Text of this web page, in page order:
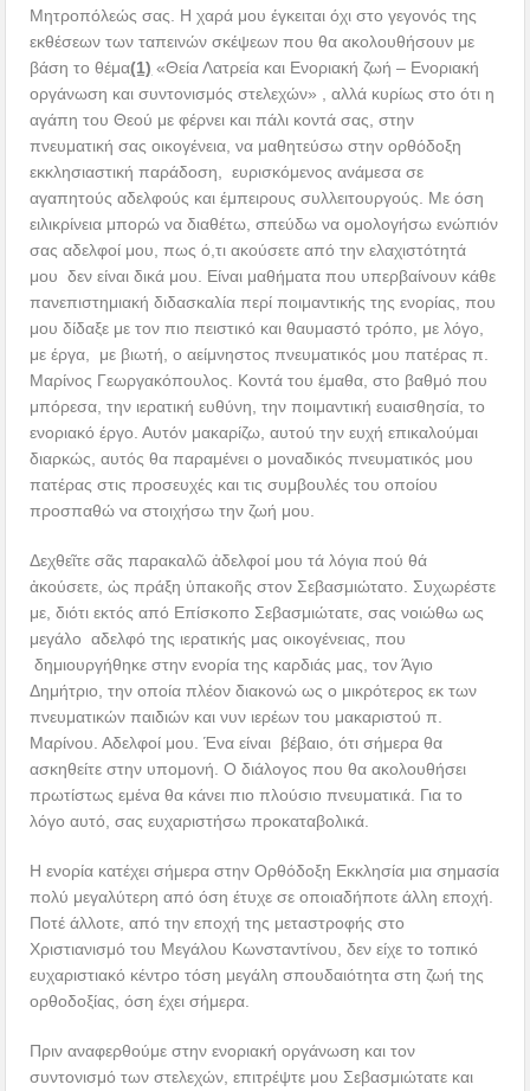
Μητροπόλεώς σας. Η χαρά μου έγκειται όχι στο γεγονός της
εκθέσεων των ταπεινών σκέψεων που θα ακολουθήσουν με
βάση το θέμα(1) «Θεία Λατρεία και Ενοριακή ζωή – Ενοριακή
οργάνωση και συντονισμός στελεχών» , αλλά κυρίως στο ότι η
αγάπη του Θεού με φέρνει και πάλι κοντά σας, στην
πνευματική σας οικογένεια, να μαθητεύσω στην ορθόδοξη
εκκλησιαστική παράδοση, ευρισκόμενος ανάμεσα σε
αγαπητούς αδελφούς και έμπειρους συλλειτουργούς. Με όση
ειλικρίνεια μπορώ να διαθέτω, σπεύδω να ομολογήσω ενώπιόν
σας αδελφοί μου, πως ό,τι ακούσετε από την ελαχιστότητά
μου δεν είναι δικά μου. Είναι μαθήματα που υπερβαίνουν κάθε
πανεπιστημιακή διδασκαλία περί ποιμαντικής της ενορίας, που
μου δίδαξε με τον πιο πειστικό και θαυμαστό τρόπο, με λόγο,
με έργα, με βιωτή, ο αείμνηστος πνευματικός μου πατέρας π.
Μαρίνος Γεωργακόπουλος. Κοντά του έμαθα, στο βαθμό που
μπόρεσα, την ιερατική ευθύνη, την ποιμαντική ευαισθησία, το
ενοριακό έργο. Αυτόν μακαρίζω, αυτού την ευχή επικαλούμαι
διαρκώς, αυτός θα παραμένει ο μοναδικός πνευματικός μου
πατέρας στις προσευχές και τις συμβουλές του οποίου
προσπαθώ να στοιχήσω την ζωή μου.
Δεχθεῖτε σᾶς παρακαλῶ ἀδελφοί μου τά λόγια πού θά
ἀκούσετε, ὡς πράξη ὑπακοῆς στον Σεβασμιώτατο. Συχωρέστε
με, διότι εκτός από Επίσκοπο Σεβασμιώτατε, σας νοιώθω ως
μεγάλο αδελφό της ιερατικής μας οικογένειας, που
δημιουργήθηκε στην ενορία της καρδιάς μας, τον Άγιο
Δημήτριο, την οποία πλέον διακονώ ως ο μικρότερος εκ των
πνευματικών παιδιών και νυν ιερέων του μακαριστού π.
Μαρίνου. Αδελφοί μου. Ένα είναι βέβαιο, ότι σήμερα θα
ασκηθείτε στην υπομονή. Ο διάλογος που θα ακολουθήσει
πρωτίστως εμένα θα κάνει πιο πλούσιο πνευματικά. Για το
λόγο αυτό, σας ευχαριστήσω προκαταβολικά.
Η ενορία κατέχει σήμερα στην Ορθόδοξη Εκκλησία μια σημασία
πολύ μεγαλύτερη από όση έτυχε σε οποιαδήποτε άλλη εποχή.
Ποτέ άλλοτε, από την εποχή της μεταστροφής στο
Χριστιανισμό του Μεγάλου Κωνσταντίνου, δεν είχε το τοπικό
ευχαριστιακό κέντρο τόση μεγάλη σπουδαιότητα στη ζωή της
ορθοδοξίας, όση έχει σήμερα.
Πριν αναφερθούμε στην ενοριακή οργάνωση και τον
συντονισμό των στελεχών, επιτρέψτε μου Σεβασμιώτατε και